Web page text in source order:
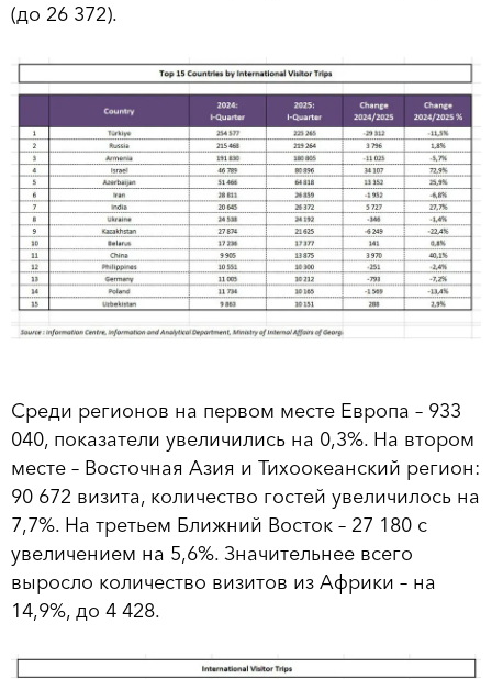
(до 26 372).
Среди регионов на первом месте Европа – 933
040, показатели увеличились на 0,3%. На втором
месте – Восточная Азия и Тихоокеанский регион:
90 672 визита, количество гостей увеличилось на
7,7%. На третьем Ближний Восток – 27 180 с
увеличением на 5,6%. Значительнее всего
выросло количество визитов из Африки – на
14,9%, до 4 428.